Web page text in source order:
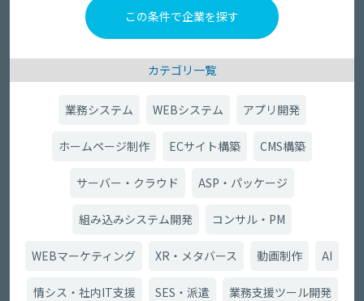
カテゴリ一覧
業務システム WEBシステム アプリ開発
ホームページ制作 ECサイト構築 CMS構築
サーバー・クラウド ASP・パッケージ
組み込みシステム開発 コンサル・PM
WEBマーケティング XR・メタバース 動画制作 AI
情シス・社内IT支援 SES・派遣 業務支援ツール開発